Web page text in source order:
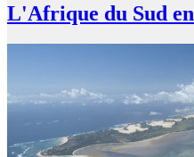
L'Afrique du Sud